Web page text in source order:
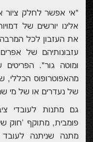
"אי אפשר לחלק ציור
אלינו יורשים של
את העזבון לכל
עזבונותיהם של
ומוטה גור".
מהאפוטרופוס הכללי,
של נעדרים או של מי
גם מתנות לעובדי
פומבית, מתוקף 'חוק
מתנה שניתנה לעובד